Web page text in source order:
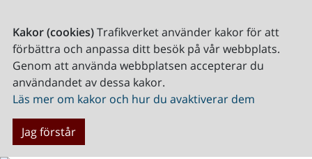
Kakor (cookies)Trafikverket använder kakor för att
förbättra och anpassa ditt besök på vår webbplats.
Genom att använda webbplatsen accepterar du
användandet av dessa kakor.
Läs mer om kakor och hur du avaktiverar dem
Jag förstår